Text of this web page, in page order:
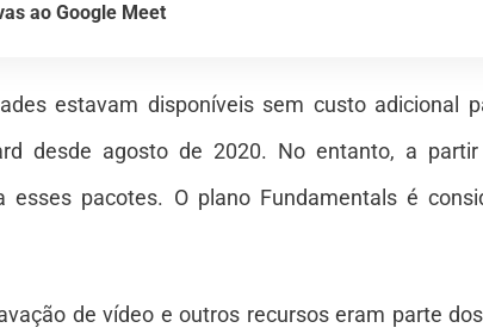
ao Google Meet
estavam disponíveis sem custo adicional
desde agosto de 2020. No entanto, a
esses pacotes. O plano Fundamentals é
de vídeo e outros recursos eram parte